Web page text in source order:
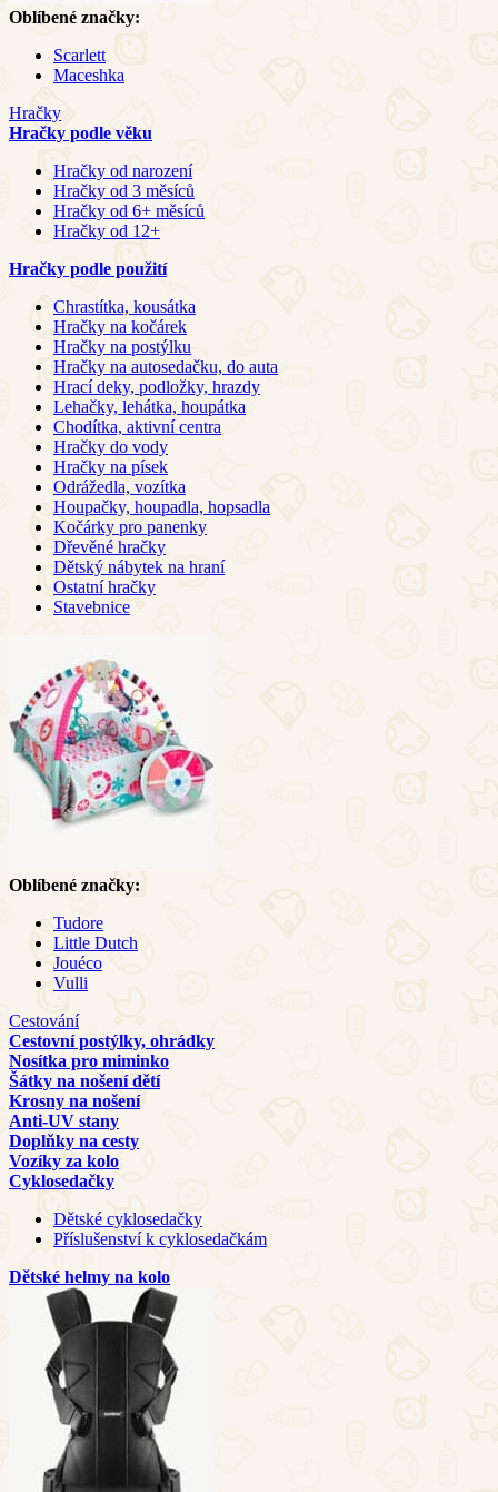
Oblíbené značky:
Scarlett
Maceshka
Hračky
Hračky podle věku
Hračky od narození
Hračky od 3 měsíců
Hračky od 6+ měsíců
Hračky od 12+
Hračky podle použití
Chrastítka, kousátka
Hračky na kočárek
Hračky na postýlku
Hračky na autosedačku, do auta
Hrací deky, podložky, hrazdy
Lehačky, lehátka, houpátka
Chodítka, aktivní centra
Hračky do vody
Hračky na písek
Odrážedla, vozítka
Houpačky, houpadla, hopsadla
Kočárky pro panenky
Dřevěné hračky
Dětský nábytek na hraní
Ostatní hračky
Stavebnice
Oblíbené značky:
Tudore
Little Dutch
Jouéco
Vulli
Cestování
Cestovní postýlky, ohrádky
Nosítka pro miminko
Šátky na nošení dětí
Krosny na nošení
Anti-UV stany
Doplňky na cesty
Vozíky za kolo
Cyklosedačky
Dětské cyklosedačky
Příslušenství k cyklosedačkám
Dětské helmy na kolo